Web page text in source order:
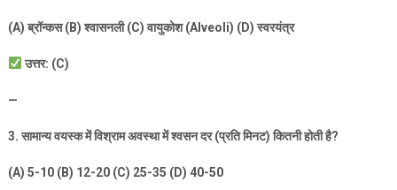
(A)ब्रॉन्कस (B)श्वासनली (C)वायुकोश (Alveoli) (D)स्वरयंत्र
उत्तर: (C)
—
3.सामान्य वयस्क में विश्राम अवस्था में श्वसन दर (प्रति मिनट) कितनी होती है?
(A) 5-10 (B) 12-20 (C) 25-35 (D) 40-50